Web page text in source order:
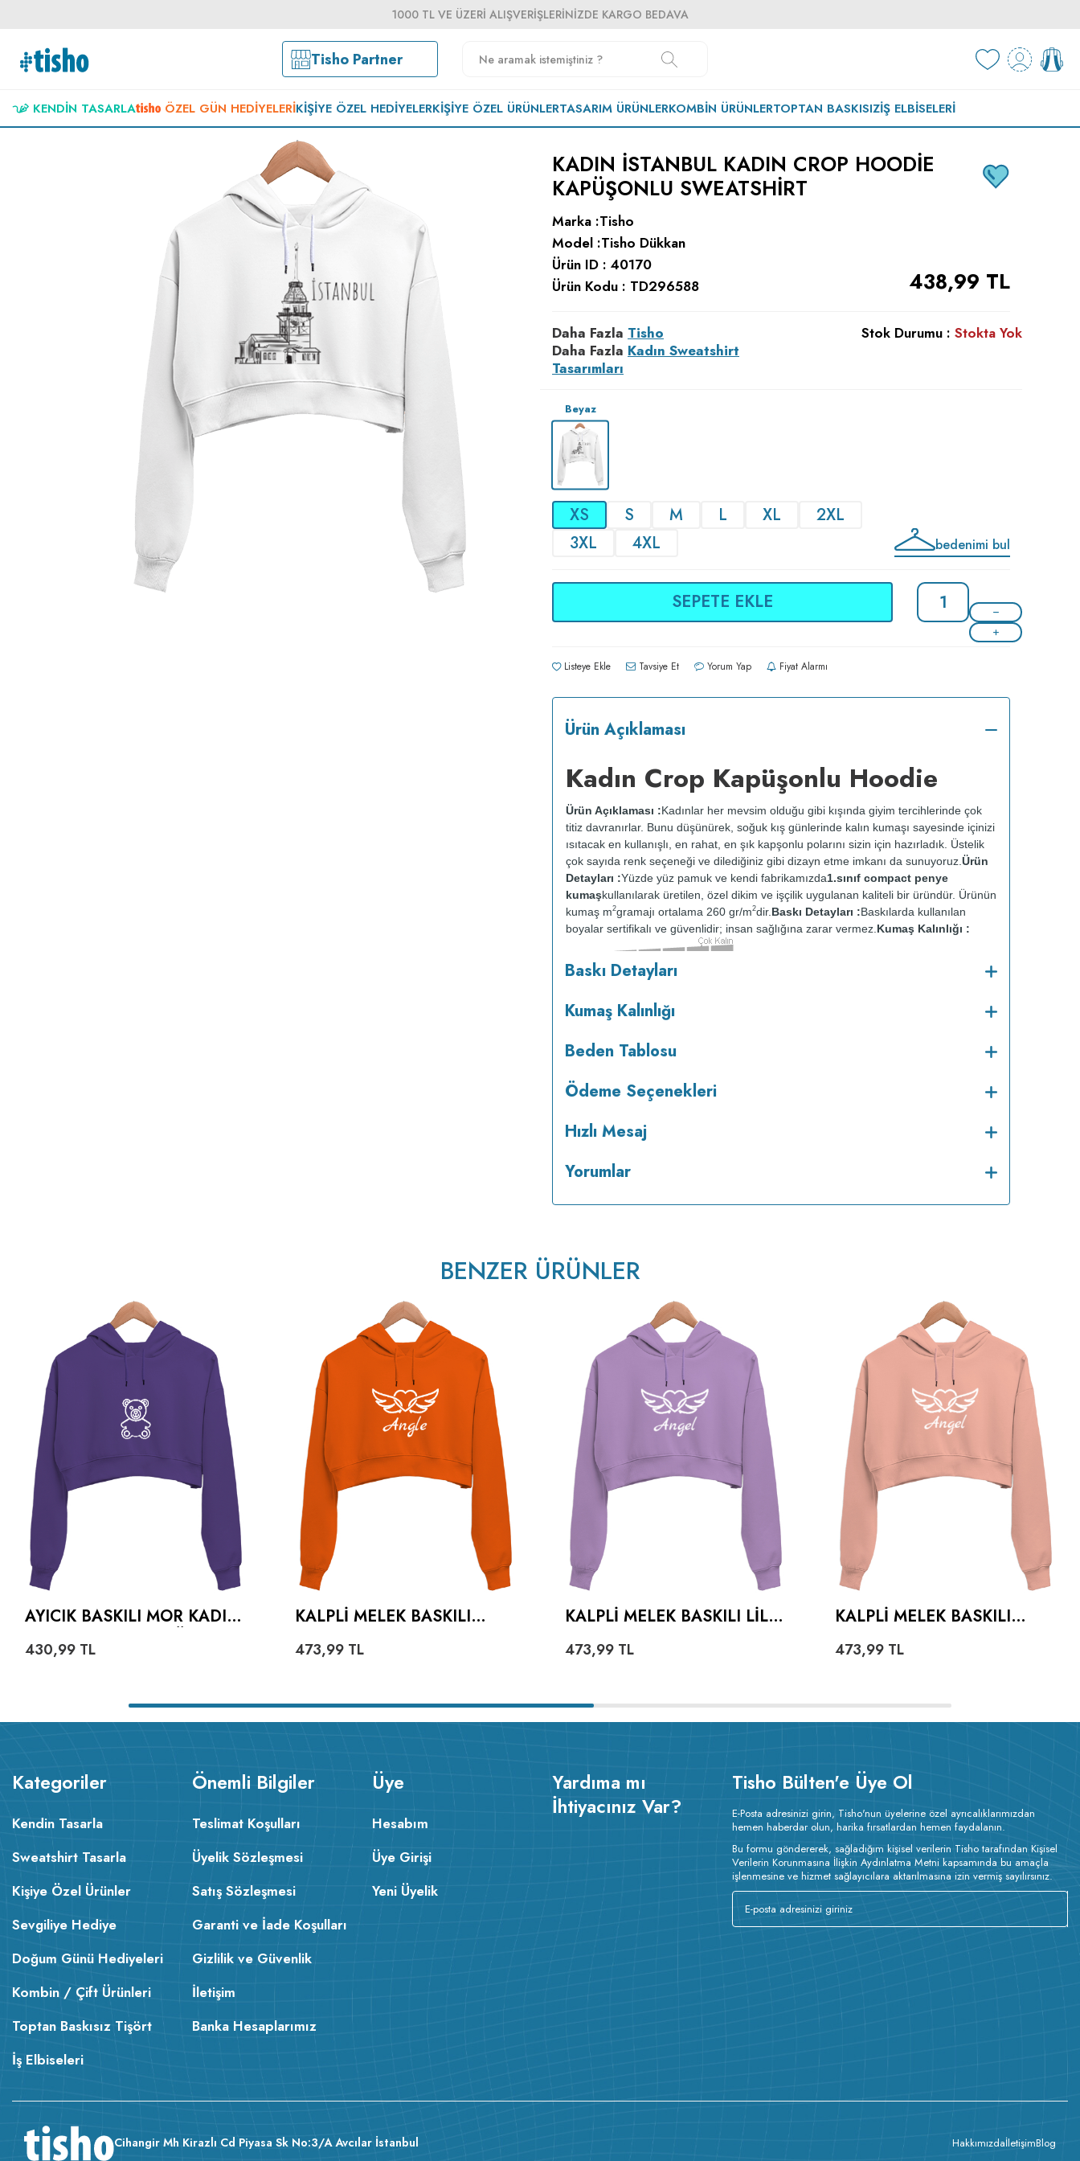
1000 TL VE ÜZERI ALIŞVERIŞLERINIZDE KARGO BEDAVA
Tisho Partner
KENDIN TASARLA ÖZEL GÜN HEDIYELERIKIŞIYE ÖZEL HEDIYELERKIŞIYE ÖZEL ÜRÜNLERTASARIM ÜRÜNLERKOMBIN ÜRÜNLERTOPTAN BASKISIZİŞ ELBISELERI
KADIN İSTANBUL KADIN CROP HOODIE
KAPÜŞONLU SWEATSHIRT
Marka :Tisho
Model :Tisho Dükkan
Ürün ID : 40170
Ürün Kodu : TD296588 438,99 TL
Daha Fazla Tisho
Daha Fazla Kadın Sweatshirt
Tasarımları
Stok Durumu : Stokta Yok
Beyaz
XS S M L XL
2XL
3XL
4XL bedenimi bul
SEPETE EKLE
Listeye Ekle Tavsiye Et Yorum Yap Fiyat Alarmı
Ürün Açıklaması
Kadın Crop Kapüşonlu Hoodie
Ürün Açıklaması :Kadınlar her mevsim olduğu gibi kışında giyim tercihlerinde çok
titiz davranırlar. Bunu düşünürek, soğuk kış günlerinde kalın kumaşı sayesinde içinizi
ısıtacak en kullanışlı, en rahat, en şık kapşonlu polarını sizin için hazırladık. Üstelik
çok sayıda renk seçeneği ve dilediğiniz gibi dizayn etme imkanı da sunuyoruz. Ürün
Detayları :Yüzde yüz pamuk ve kendi fabrikamızda1.sınıf compact penye
kumaşkullanılarak üretilen, özel dikim ve işçilik uygulanan kaliteli bir üründür. Ürünün
kumaş m2gramajı ortalama 260 gr/m2dir. Baskı Detayları :Baskılarda kullanılan
boyalar sertifikalı ve güvenlidir; insan sağlığına zarar vermez. Kumaş Kalınlığı :
tersten yıkanır.Kuru temizleme yapılmaz.
v223.22
Baskı Detayları
Kumaş Kalınlığı
Beden Tablosu
Ödeme Seçenekleri
Hızlı Mesaj
Yorumlar
BENZER ÜRÜNLER
AYICIK BASKILI MOR KADIN
SWEATSHIRT
430,99 TL
KALPLI MELEK BASKILI
HOODIE KAPÜŞONLU
473,99 TL
KALPLI MELEK BASKILI LILA
KAPÜŞONLU SWEATSHIRT
473,99 TL
KALPLI MELEK BASKILI
HOODIE KAPÜŞONLU
473,99 TL
Kategoriler
Kendin Tasarla
Sweatshirt Tasarla
Kişiye Özel Ürünler
Sevgiliye Hediye
Doğum Günü Hediyeleri
Kombin / Çift Ürünleri
Toptan Baskısız Tişört
İş Elbiseleri
Önemli Bilgiler
Teslimat Koşulları
Üyelik Sözleşmesi
Satış Sözleşmesi
Garanti ve İade Koşulları
Gizlilik ve Güvenlik
İletişim
Banka Hesaplarımız
Üye
Hesabım
Üye Girişi
Yeni Üyelik
Yardıma mı
İhtiyacınız Var?
Tisho Bülten'e Üye Ol
E-Posta adresinizi girin, Tisho'nun üyelerine özel ayrıcalıklarımızdan
hemen haberdar olun, harika fırsatlardan hemen faydalanın.
Bu formu göndererek, sağladığım kişisel verilerin Tisho tarafından Kişisel
Verilerin Korunmasına İlişkin Aydınlatma Metni kapsamında bu amaçla
işlenmesine ve hizmet sağlayıcılara aktarılmasına izin vermiş sayılırsınız.
Cihangir Mh Kirazlı Cd Piyasa Sk No:3/A Avcılar İstanbul HakkımızdaİletişimBlog